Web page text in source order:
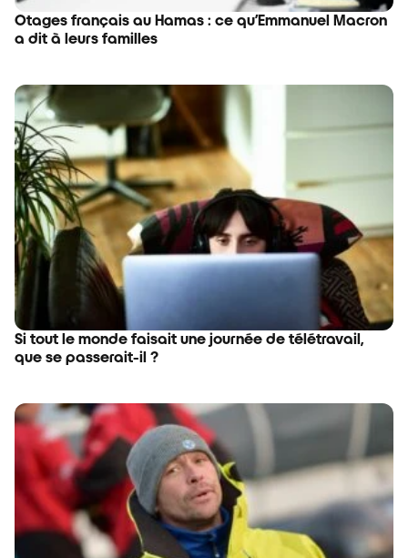
Otages français au Hamas : ce qu’Emmanuel Macron
a dit à leurs familles
Si tout le monde faisait une journée de télétravail,
que se passerait-il ?